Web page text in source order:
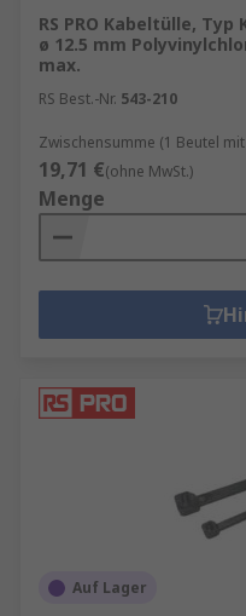
RS PRO Kabeltülle,
ø 12.5 mm
max.
RS Best.-Nr. 543-210
Zwischensumme (1 Beutel mit
19,71 €(ohne MwSt.)
Menge
Auf Lager